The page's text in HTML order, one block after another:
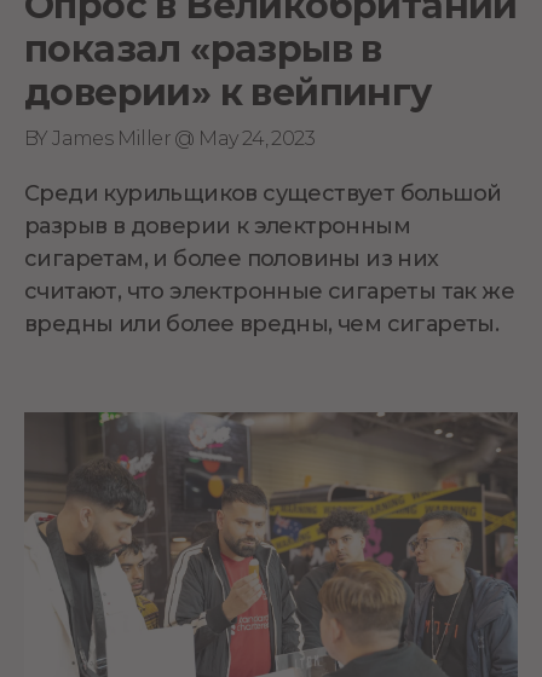
показал «разрыв в
доверии» к вейпингу
BY James Miller @ May 24, 2023
Среди курильщиков существует большой
разрыв в доверии к электронным
сигаретам, и более половины из них
считают, что электронные сигареты так же
вредны или более вредны, чем сигареты.